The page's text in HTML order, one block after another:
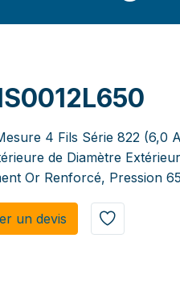
4 Fils Série 822 (6,0
de Diamètre
Or Renforcé, Pression
un de​​vis​​